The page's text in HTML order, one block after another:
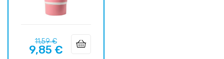
Precio
regular
11,59 €Precio
9,85 €